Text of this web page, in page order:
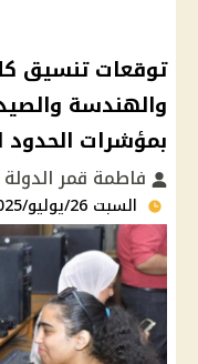
توقعات تنسيق
والهندسة
بمؤشرات الحدود
فاطمة قمر الدولة
السبت 26/يوليو/2025 - 12:47 م